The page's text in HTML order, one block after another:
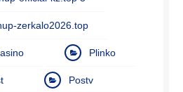
zerkalo2026.top
Plinko
Postv